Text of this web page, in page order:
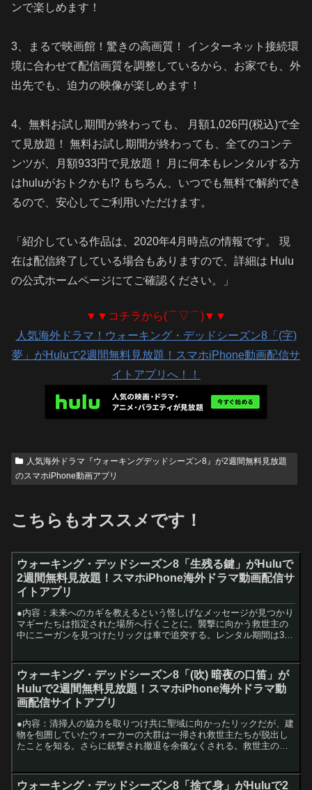
ンで楽しめます！
3、まるで映画館！驚きの高画質！ インターネット接続環
境に合わせて配信画質を調整しているから、お家でも、外
出先でも、迫力の映像が楽しめます！
4、無料お試し期間が終わっても、 月額1,026円(税込)で全
て見放題！ 無料お試し期間が終わっても、全てのコンテ
ンツが、月額933円で見放題！ 月に何本もレンタルする方
はhuluがおトクかも!? もちろん、いつでも無料で解約でき
るので、安心してご利用いただけます。
「紹介している作品は、2020年4月時点の情報です。 現
在は配信終了している場合もありますので、詳細は Hulu
の公式ホームページにてご確認ください。」
▼▼コチラから(⌒▽⌒)▼▼
人気海外ドラマ！ウォーキング・デッドシーズン8「(字)
夢」がHuluで2週間無料見放題！スマホiPhone動画配信サ
イトアプリへ！！
人気海外ドラマ『ウォーキングデッドシーズン8』が2週間無料見放題
のスマホiPhone動画アプリ
こちらもオススメです！
ウォーキング・デッドシーズン8「生残る鍵」がHuluで
2週間無料見放題！スマホiPhone海外ドラマ動画配信サ
イトアプリ
●内容：未来へのカギを教えるという怪しげなメッセージが見つかり
マギーたちは指定された場所へ行くことに。襲撃に向かう救世主の
中にニーガンを見つけたリックは車で追突する。レンタル期間は30
ウォーキング・デッドシーズン8「(吹) 暗夜の口笛」が
Huluで2週間無料見放題！スマホiPhone海外ドラマ動
画配信サイトアプリ
●内容：清掃人の協力を取りつけ共に聖域に向かったリックだが、建
物を包囲していたウォーカーの大群は一掃され救世主たちが脱出し
たことを知る。さらに銃撃され撤退を余儀なくされる。救世主の部
ウォーキング・デッドシーズン8「捨て身」がHuluで2